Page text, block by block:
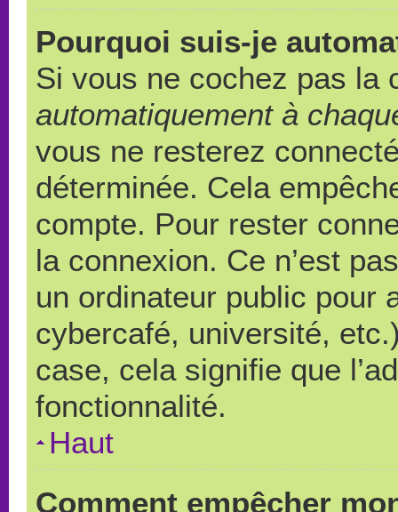
Pourquoi suis-je
Si vous ne cochez pas la
automatiquement à
vous ne resterez
déterminée. Cela
compte. Pour rester
la connexion. Ce n’est
un ordinateur public pour
cybercafé, université,
case, cela signifie que
fonctionnalité.
Haut
Comment empêcher